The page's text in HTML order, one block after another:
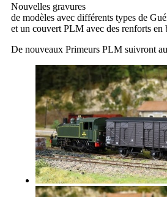
Nouvelles gravures
de modèles avec différents types de
et un couvert PLM avec des renforts en
De nouveaux Primeurs PLM suivront